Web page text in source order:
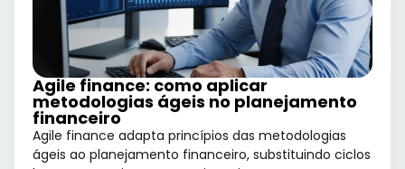
Agile finance: como aplicar
metodologias ágeis no planejamento
financeiro
Agile finance adapta princípios das metodologias
ágeis ao planejamento financeiro, substituindo ciclos